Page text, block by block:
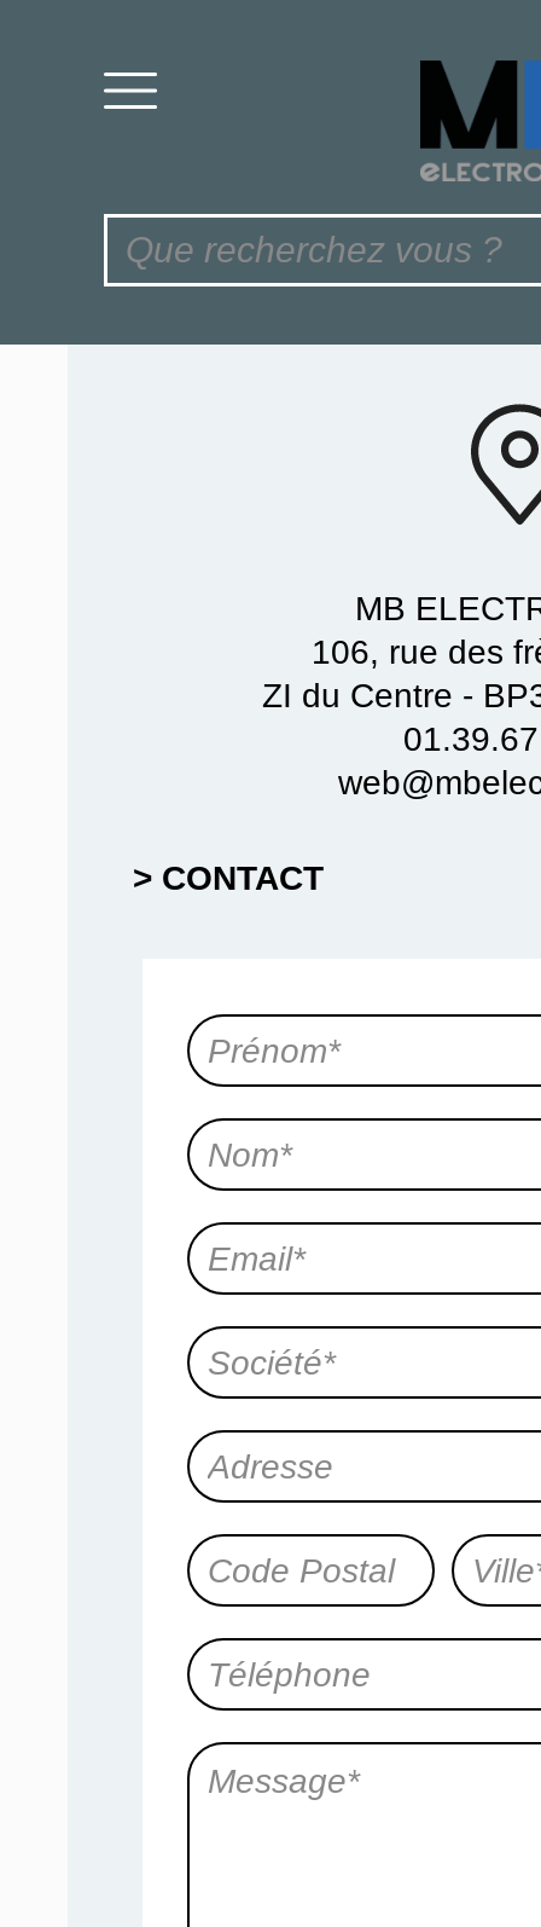
MB
106, rue des
ZI du Centre -
> CONTACT